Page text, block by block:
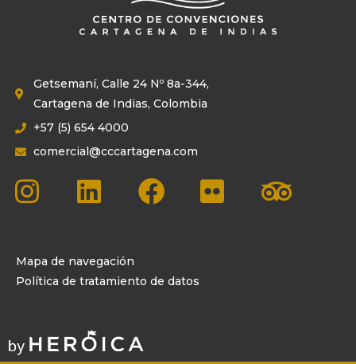
Getsemaní, Calle 24 Nº 8a-344,
Cartagena de Indias, Colombia
+57 (5) 654 4000
comercial@cccartagena.com
Mapa de navegación
Política de tratamiento de datos